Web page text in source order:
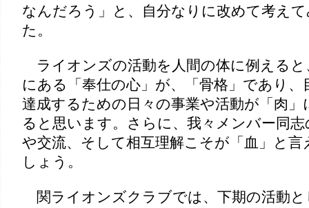
なんだろう」と、自分なりに改めて考え
た。
ライオンズの活動を人間の体に例えると
にある「奉仕の心」が、「骨格」であり、
達成するための日々の事業や活動が「肉」
ると思います。さらに、我々メンバー同志
や交流、そして相互理解こそが「血」と言
しょう。
関ライオンズクラブでは、下期の活動と